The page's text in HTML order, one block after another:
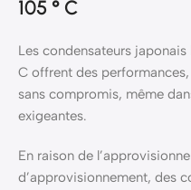
105 ° C
Les condensateurs
C offrent des
sans compromis, même
exigeantes.
En raison de
d’approvisionnement, des